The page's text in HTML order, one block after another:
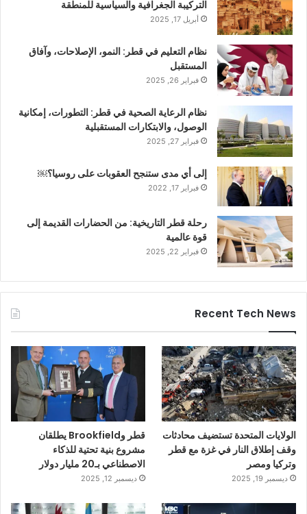
التركيبة الجغرافية والسياسية للمنطقة
أبريل 17, 2025
نظام التعليم في قطر: النمو، الإصلاحات، وآفاق
المستقبل
فبراير 26, 2025
نظام الرعاية الصحية في قطر: التطورات، إمكانية
الوصول، والابتكارات المستقبلية
فبراير 27, 2025
إلى أي مدى ستنجح العقوبات على روسيا؟￼
فبراير 17, 2022
رحلة قطر التاريخية: من الحضارات القديمة إلى
قوة عالمية
فبراير 22, 2025
Recent Tech News
الولايات المتحدة تستضيف محادثات
وقف إطلاق النار في غزة مع قطر
وتركيا ومصر
ديسمبر 19, 2025
قطر وBrookfield يطلقان
مشروع بنية تحتية للذكاء
الاصطناعي بـ20 مليار دولار
ديسمبر 12, 2025